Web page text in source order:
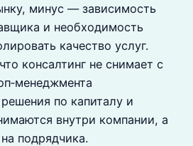
минус — зависимость
и необходимость
качество услуг.
консалтинг не снимает с
по капиталу и
внутри компании, а
подрядчика.